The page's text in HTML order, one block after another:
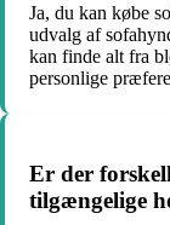
Ja, du kan købe
udvalg af
kan finde alt fra
personlige
Er der
tilgængelige